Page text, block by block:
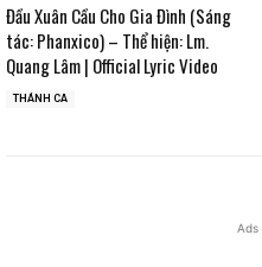
Đầu Xuân Cầu Cho Gia Đình (Sáng
tác: Phanxico) – Thể hiện: Lm.
Quang Lâm | Official Lyric Video
THÁNH CA
Ads